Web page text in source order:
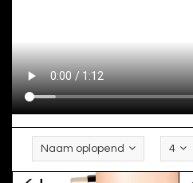
Naam oplopend 4